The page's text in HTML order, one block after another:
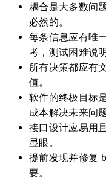
耦合是大多数问
必然的。
每条信息应有唯
考，测试困难说
所有决策都应有
值。
软件的终极目标
成本解决未来问题
接口设计应易用
显眼。
提前发现并修复
要。